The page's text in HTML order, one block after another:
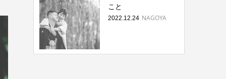
こと
2022.12.24 NAGOYA